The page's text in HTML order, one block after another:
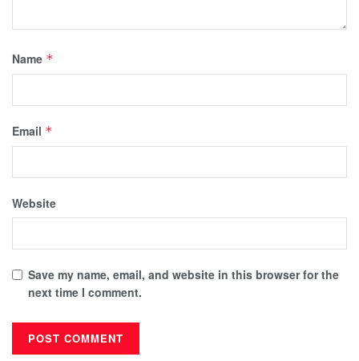
Name *
Email *
Website
Save my name, email, and website in this browser for the
next time I comment.